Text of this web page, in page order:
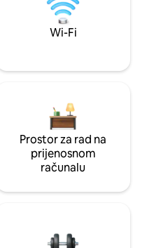
Wi-Fi
Prostor za rad na
prijenosnom
računalu